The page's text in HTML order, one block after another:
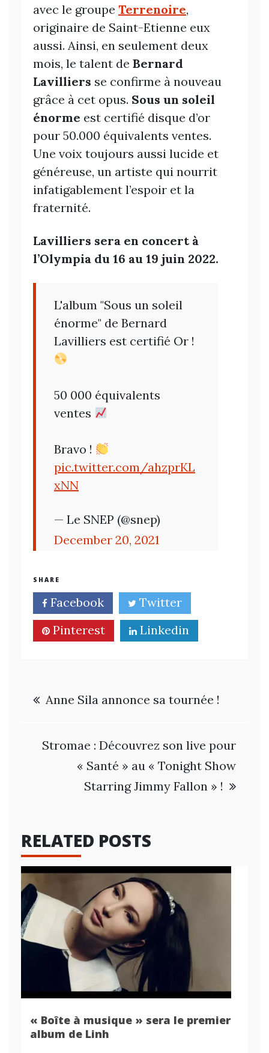
avec le groupe Terrenoire,
originaire de Saint-Etienne eux
aussi. Ainsi, en seulement deux
mois, le talent de Bernard
Lavilliers se confirme à nouveau
grâce à cet opus. Sous un soleil
énorme est certifié disque d’or
pour 50.000 équivalents ventes.
Une voix toujours aussi lucide et
généreuse, un artiste qui nourrit
infatigablement l’espoir et la
fraternité.
Lavilliers sera en concert à
l’Olympia du 16 au 19 juin 2022.
L'album "Sous un soleil
énorme" de Bernard
Lavilliers est certifié Or !
50 000 équivalents
ventes
Bravo !
pic.twitter.com/ahzprKL
xNN
— Le SNEP (@snep)
December 20, 2021
SHARE
Facebook
Twitter
Pinterest
Linkedin
Navigation
l’article
Anne Sila annonce sa tournée !
Stromae : Découvrez son live pour
« Santé » au « Tonight Show
Starring Jimmy Fallon » !
RELATED POSTS
« Boîte à musique » sera le premier
album de Linh